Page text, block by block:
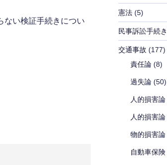
ない検証手続きについ
憲法(5)
民事訴訟手続き
交通事故 (177)
責任論(8)
過失論(50)
人的損害論
人的損害論
物的損害論
自動車保険